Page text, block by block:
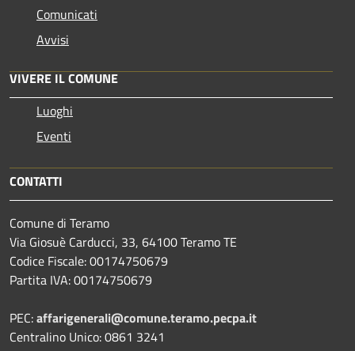
Comunicati
Avvisi
VIVERE IL COMUNE
Luoghi
Eventi
CONTATTI
Comune di Teramo
Via Giosuè Carducci, 33, 64100 Teramo TE
Codice Fiscale: 00174750679
Partita IVA: 00174750679
PEC:affarigenerali@comune.teramo.pecpa.it
Centralino Unico: 0861 3241